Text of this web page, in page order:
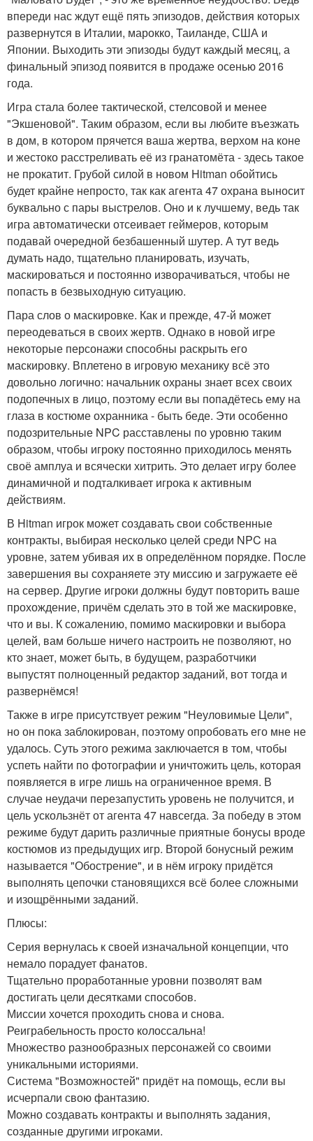
впереди нас ждут ещё пять эпизодов, действия которых
развернутся в Италии, марокко, Таиланде, США и
Японии. Выходить эти эпизоды будут каждый месяц, а
финальный эпизод появится в продаже осенью 2016
года.
Игра стала более тактической, стелсовой и менее
"Экшеновой". Таким образом, если вы любите въезжать
в дом, в котором прячется ваша жертва, верхом на коне
и жестоко расстреливать её из гранатомёта - здесь такое
не прокатит. Грубой силой в новом Hitman обойтись
будет крайне непросто, так как агента 47 охрана выносит
буквально с пары выстрелов. Оно и к лучшему, ведь так
игра автоматически отсеивает геймеров, которым
подавай очередной безбашенный шутер. А тут ведь
думать надо, тщательно планировать, изучать,
маскироваться и постоянно изворачиваться, чтобы не
попасть в безвыходную ситуацию.
Пара слов о маскировке. Как и прежде, 47-й может
переодеваться в своих жертв. Однако в новой игре
некоторые персонажи способны раскрыть его
маскировку. Вплетено в игровую механику всё это
довольно логично: начальник охраны знает всех своих
подопечных в лицо, поэтому если вы попадётесь ему на
глаза в костюме охранника - быть беде. Эти особенно
подозрительные NPC расставлены по уровню таким
образом, чтобы игроку постоянно приходилось менять
своё амплуа и всячески хитрить. Это делает игру более
динамичной и подталкивает игрока к активным
действиям.
В Hitman игрок может создавать свои собственные
контракты, выбирая несколько целей среди NPC на
уровне, затем убивая их в определённом порядке. После
завершения вы сохраняете эту миссию и загружаете её
на сервер. Другие игроки должны будут повторить ваше
прохождение, причём сделать это в той же маскировке,
что и вы. К сожалению, помимо маскировки и выбора
целей, вам больше ничего настроить не позволяют, но
кто знает, может быть, в будущем, разработчики
выпустят полноценный редактор заданий, вот тогда и
развернёмся!
Также в игре присутствует режим "Неуловимые Цели",
но он пока заблокирован, поэтому опробовать его мне не
удалось. Суть этого режима заключается в том, чтобы
успеть найти по фотографии и уничтожить цель, которая
появляется в игре лишь на ограниченное время. В
случае неудачи перезапустить уровень не получится, и
цель ускользнёт от агента 47 навсегда. За победу в этом
режиме будут дарить различные приятные бонусы вроде
костюмов из предыдущих игр. Второй бонусный режим
называется "Обострение", и в нём игроку придётся
выполнять цепочки становящихся всё более сложными
и изощрёнными заданий.
Плюсы:
Серия вернулась к своей изначальной концепции, что
немало порадует фанатов.
Тщательно проработанные уровни позволят вам
достигать цели десятками способов.
Миссии хочется проходить снова и снова.
Реиграбельность просто колоссальна!
Множество разнообразных персонажей со своими
уникальными историями.
Система "Возможностей" придёт на помощь, если вы
исчерпали свою фантазию.
Можно создавать контракты и выполнять задания,
созданные другими игроками.